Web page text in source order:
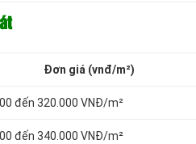
Đơn giá (vnđ/m²)
đến 320.000 VNĐ/m²
đến 340.000 VNĐ/m²